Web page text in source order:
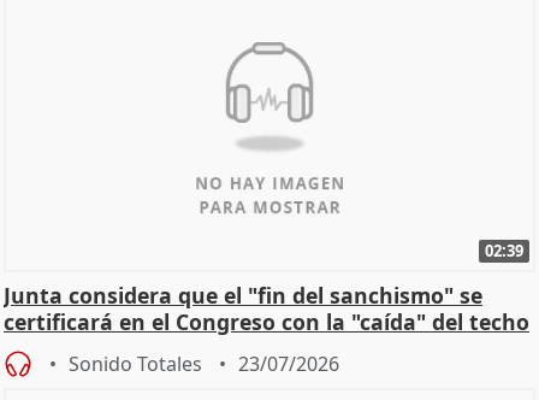
02:39
Junta considera que el "fin del sanchismo" se
certificará en el Congreso con la "caída" del techo
de
Sonido Totales 23/07/2026